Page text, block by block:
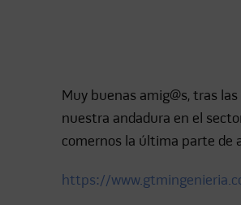
Muy buenas amig@s, tras
nuestra andadura en el
comernos la última parte de
https://